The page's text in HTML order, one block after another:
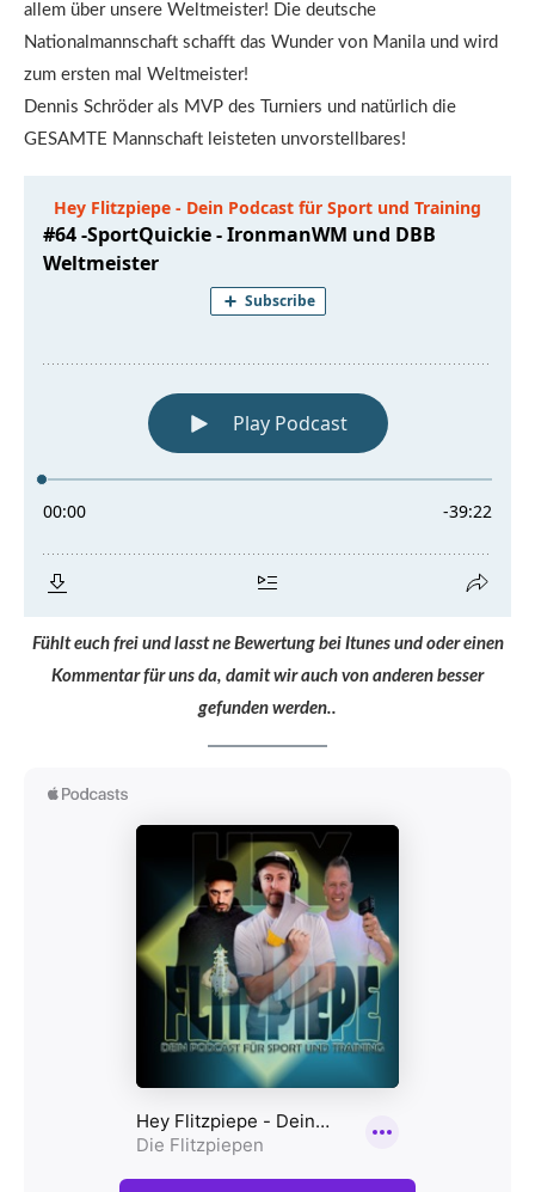
allem über unsere Weltmeister! Die deutsche
Nationalmannschaft schafft das Wunder von Manila und wird
zum ersten mal Weltmeister!
Dennis Schröder als MVP des Turniers und natürlich die
GESAMTE Mannschaft leisteten unvorstellbares!
Fühlt euch frei und lasst ne Bewertung bei Itunes und oder einen
Kommentar für uns da, damit wir auch von anderen besser
gefunden werden..